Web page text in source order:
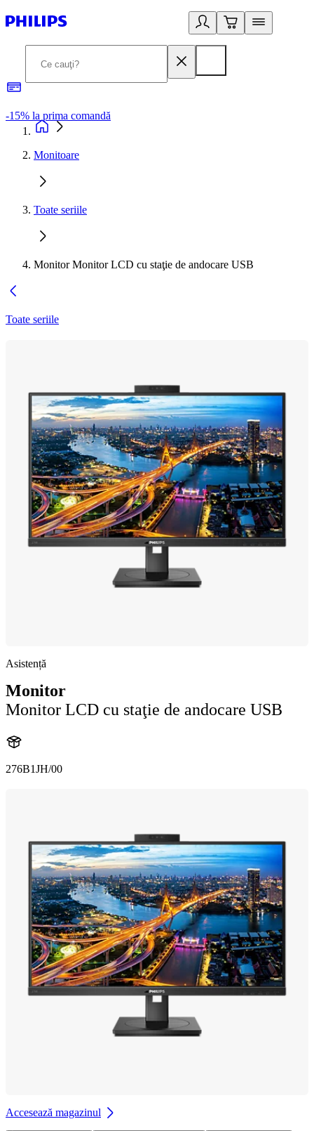
-15% la prima comandă
Monitoare
Toate seriile
Monitor Monitor LCD cu staţie de andocare USB
Toate seriile
Asistență
Monitor
Monitor LCD cu staţie de andocare USB
276B1JH/00
Accesează magazinul